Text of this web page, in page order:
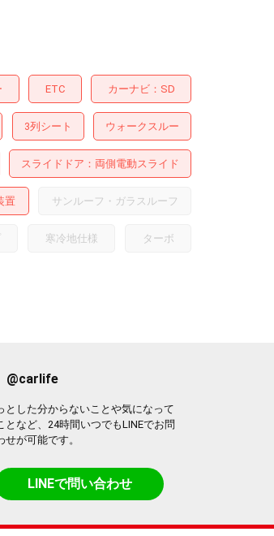
ETC カーナビ SD
3列シート ウォークスルー
スライドドア 両側電動スライド
置 サンルーフ・ガラスルーフ
寒冷地仕様 ターボ
@carlife
とした分からないことや気になって
となど、24時間いつでもLINEでお問
せが可能です。
LINEで問い合わせ